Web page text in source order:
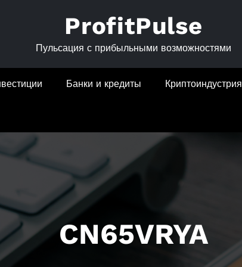
ProfitPulse
Пульсация с прибыльными возможностями
Банки и кредиты Криптоиндустрия
CN65VRYA